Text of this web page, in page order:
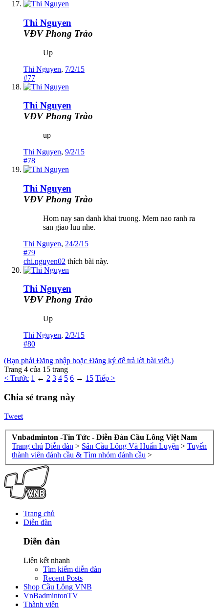
Thi Nguyen
VĐV Phong Trào
Up
Thi Nguyen, 7/2/15
#77
Thi Nguyen
VĐV Phong Trào
up
Thi Nguyen, 9/2/15
#78
Thi Nguyen
VĐV Phong Trào
Hom nay san danh khai truong. Mem nao ranh ra
san giao luu nhe.
Thi Nguyen, 24/2/15
#79
chi.nguyen02 thích bài này.
Thi Nguyen
VĐV Phong Trào
Up
Thi Nguyen, 2/3/15
#80
(Bạn phải Đăng nhập hoặc Đăng ký để trả lời bài viết.)
Trang 4 của 15 trang
< Trước 1 ← 2 3 4 5 6 → 15 Tiếp >
Chia sẻ trang này
Tweet
Vnbadminton -Tin Tức - Diễn Đàn Cầu Lông Việt Nam
Trang chủ Diễn đàn > Sân Cầu Lông Và Huấn Luyện > Tuyển
thành viên đánh cầu & Tìm nhóm đánh cầu >
Trang chủ
Diễn đàn
Diễn đàn
Liên kết nhanh
Tìm kiếm diễn đàn
Recent Posts
Shop Cầu Lông VNB
VnBadmintonTV
Thành viên